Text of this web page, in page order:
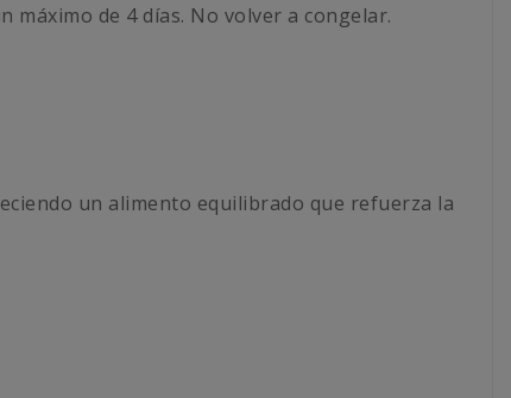
máximo de 4 días. No volver a congelar.
un alimento equilibrado que refuerza la